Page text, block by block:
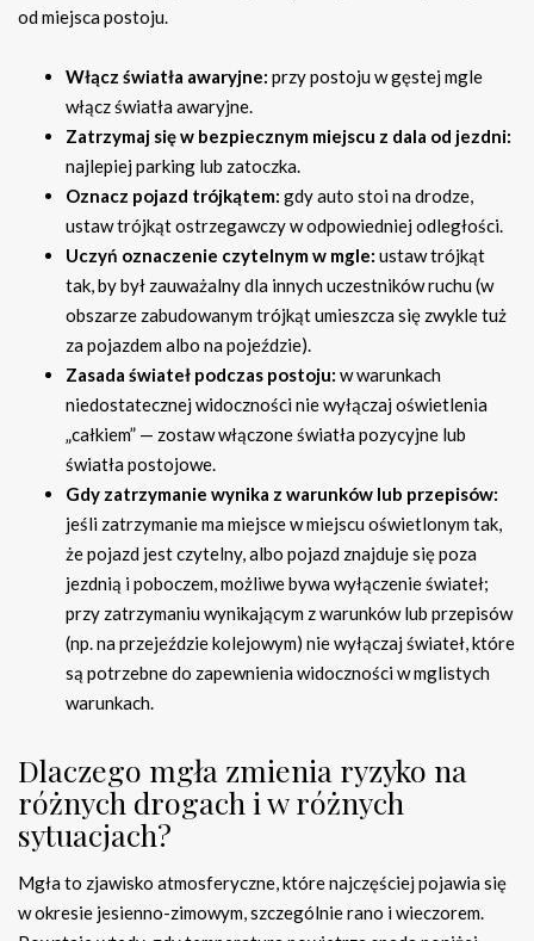
od miejsca postoju.
Włącz światła awaryjne: przy postoju w gęstej mgle
włącz światła awaryjne.
Zatrzymaj się w bezpiecznym miejscu z dala od jezdni:
najlepiej parking lub zatoczka.
Oznacz pojazd trójkątem: gdy auto stoi na drodze,
ustaw trójkąt ostrzegawczy w odpowiedniej odległości.
Uczyń oznaczenie czytelnym w mgle: ustaw trójkąt
tak, by był zauważalny dla innych uczestników ruchu (w
obszarze zabudowanym trójkąt umieszcza się zwykle tuż
za pojazdem albo na pojeździe).
Zasada świateł podczas postoju: w warunkach
niedostatecznej widoczności nie wyłączaj oświetlenia
„całkiem” — zostaw włączone światła pozycyjne lub
światła postojowe.
Gdy zatrzymanie wynika z warunków lub przepisów:
jeśli zatrzymanie ma miejsce w miejscu oświetlonym tak,
że pojazd jest czytelny, albo pojazd znajduje się poza
jezdnią i poboczem, możliwe bywa wyłączenie świateł;
przy zatrzymaniu wynikającym z warunków lub przepisów
(np. na przejeździe kolejowym) nie wyłączaj świateł, które
są potrzebne do zapewnienia widoczności w mglistych
warunkach.
Dlaczego mgła zmienia ryzyko na
różnych drogach i w różnych
sytuacjach?
Mgła to zjawisko atmosferyczne, które najczęściej pojawia się
w okresie jesienno-zimowym, szczególnie rano i wieczorem.